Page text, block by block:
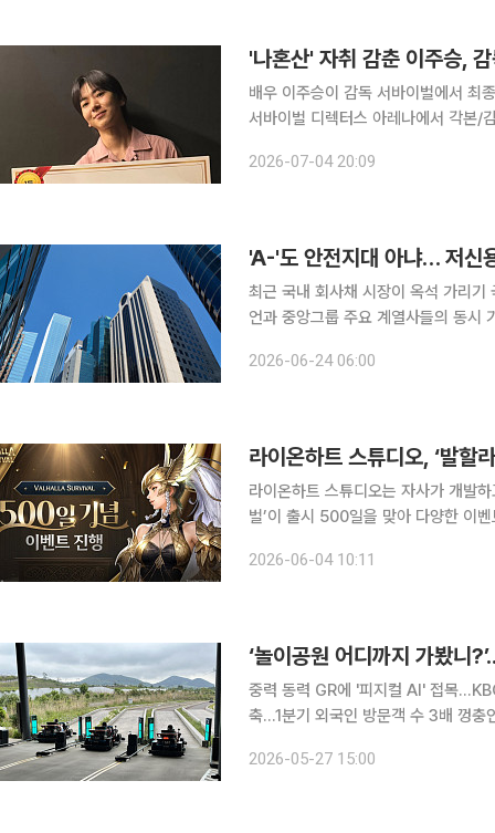
'나혼산' 자취 감춘 이주승,
배우 이주승이 감독 서바이벌에서 최종 우승했다. 4일 이주승은 자신의
서바이벌 디렉터스 아레나에서 각본/
자신과 함께해준 스텝들과 윤소이 배
2026-07-04 20:09
최근 국내 회사채 시장이 옥석 가리
언과 중앙그룹 주요 계열사들의 동시
가받던 A- 등급 기업들까지 공모채
2026-06-24 06:00
라이온하트 스튜디오, ‘발할
라이온하트 스튜디오는 자사가 개발
벌’이 출시 500일을 맞아 다양한 이벤트를 진행한다
덤 상자와 영광의 보석 1회 소환권,
2026-06-04 10:11
중력 동력 GR에 '피지컬 AI' 접목
축...1분기 외국인 방문객 수 3배 껑충
다. 27일 찾은 제주시 애월읍의 9.81
2026-05-27 15:00